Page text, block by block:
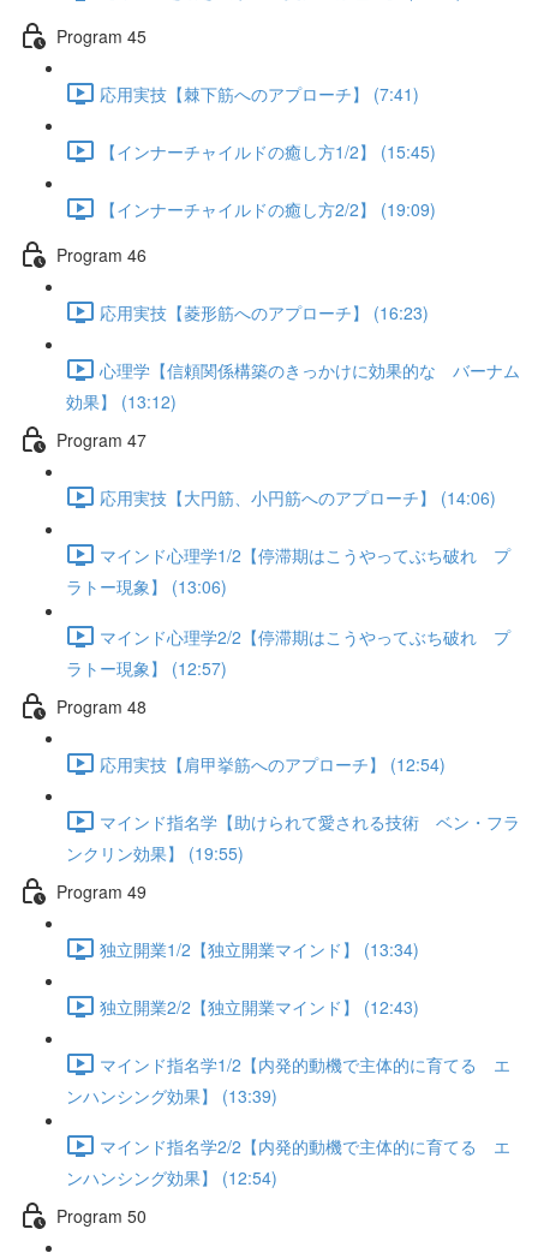
Program 45
応用実技【棘下筋へのアプローチ】 (7:41)
【インナーチャイルドの癒し方1/2】 (15:45)
【インナーチャイルドの癒し方2/2】 (19:09)
Program 46
応用実技【菱形筋へのアプローチ】 (16:23)
心理学【信頼関係構築のきっかけに効果的な バーナム
効果】 (13:12)
Program 47
応用実技【大円筋、小円筋へのアプローチ】 (14:06)
マインド心理学1/2【停滞期はこうやってぶち破れ プ
ラトー現象】 (13:06)
マインド心理学2/2【停滞期はこうやってぶち破れ プ
ラトー現象】 (12:57)
Program 48
応用実技【肩甲挙筋へのアプローチ】 (12:54)
マインド指名学【助けられて愛される技術 ベン・フラ
ンクリン効果】 (19:55)
Program 49
独立開業1/2【独立開業マインド】 (13:34)
独立開業2/2【独立開業マインド】 (12:43)
マインド指名学1/2【内発的動機で主体的に育てる エ
ンハンシング効果】 (13:39)
マインド指名学2/2【内発的動機で主体的に育てる エ
ンハンシング効果】 (12:54)
Program 50